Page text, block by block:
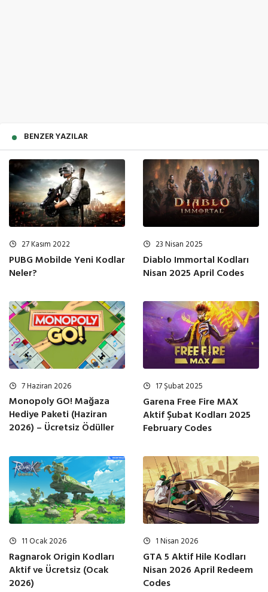
BENZER YAZILAR
27 Kasım 2022
PUBG Mobilde Yeni Kodlar
Neler?
23 Nisan 2025
Diablo Immortal Kodları
Nisan 2025 April Codes
7 Haziran 2026
Monopoly GO! Mağaza
Hediye Paketi (Haziran
2026) – Ücretsiz Ödüller
17 Şubat 2025
Garena Free Fire MAX
Aktif Şubat Kodları 2025
February Codes
11 Ocak 2026
Ragnarok Origin Kodları
Aktif ve Ücretsiz (Ocak
2026)
1 Nisan 2026
GTA 5 Aktif Hile Kodları
Nisan 2026 April Redeem
Codes